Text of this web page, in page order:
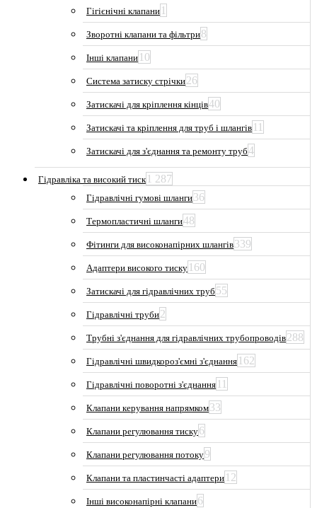
Гігієнічні клапани 1
Зворотні клапани та фільтри8
Інші клапани 10
Система затиску стрічки26
Затискачі для кріплення кінців40
Затискачі та кріплення для труб і шлангів 11
Затискачі для з'єднання та ремонту труб4
Гідравліка та високий тиск 1 287
Гідравлічні гумові шланги36
Термопластичні шланги48
Фітинги для високонапірних шлангів339
Адаптери високого тиску 160
Затискачі для гідравлічних труб 55
Гідравлічні труби2
Трубні з'єднання для гідравлічних трубопроводів288
Гідравлічні швидкороз'ємні з'єднання 162
Гідравлічні поворотні з'єднання 11
Клапани керування напрямком33
Клапани регулювання тиску6
Клапани регулювання потоку9
Клапани та пластинчасті адаптери 12
Інші високонапірні клапани6